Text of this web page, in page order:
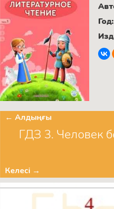
Год:
← Алдыңғы
ГДЗ 3. Человек
Келесі →